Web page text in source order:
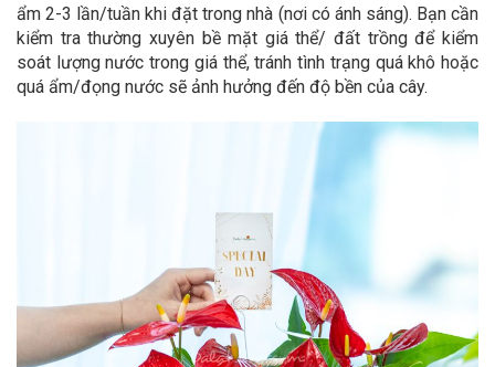
ẩm 2-3 lần/tuần khi đặt trong nhà (nơi có ánh sáng). Bạn cần
kiểm tra thường xuyên bề mặt giá thể/ đất trồng để kiểm
soát lượng nước trong giá thể, tránh tình trạng quá khô hoặc
quá ẩm/đọng nước sẽ ảnh hưởng đến độ bền của cây.